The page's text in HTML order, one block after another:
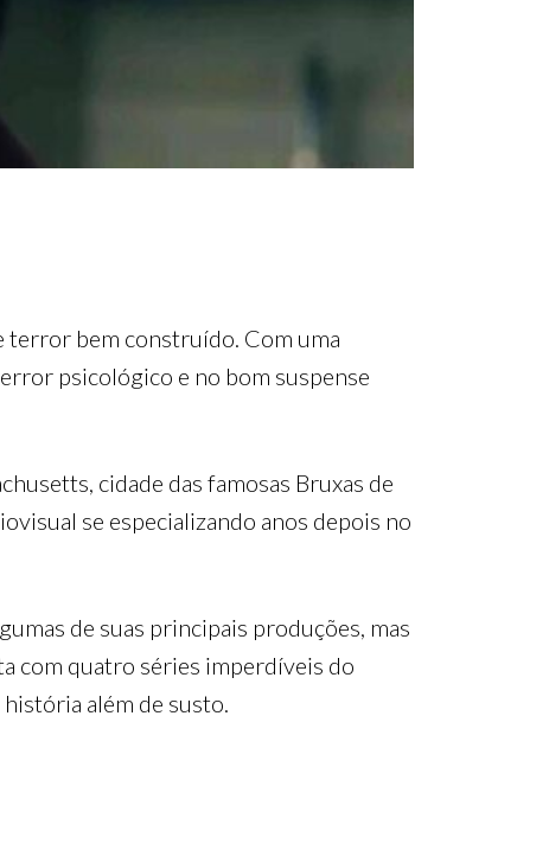
terror bem construído. Com uma
psicológico e no bom suspense
cidade das famosas Bruxas de
se especializando anos depois no
de suas principais produções, mas
com quatro séries imperdíveis do
além de susto.